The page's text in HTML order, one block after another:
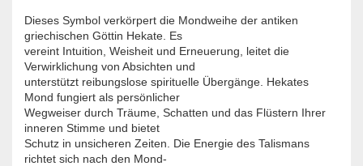
Dieses Symbol verkörpert die Mondweihe der antiken
griechischen Göttin Hekate. Es
vereint Intuition, Weisheit und Erneuerung, leitet die
Verwirklichung von Absichten und
unterstützt reibungslose spirituelle Übergänge. Hekates
Mond fungiert als persönlicher
Wegweiser durch Träume, Schatten und das Flüstern Ihrer
inneren Stimme und bietet
Schutz in unsicheren Zeiten. Die Energie des Talismans
richtet sich nach den Mond-